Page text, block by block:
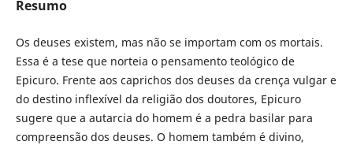
Resumo
Os deuses existem, mas não se importam com os mortais.
Essa é a tese que norteia o pensamento teológico de
Epicuro. Frente aos caprichos dos deuses da crença vulgar e
do destino inflexível da religião dos doutores, Epicuro
sugere que a autarcia do homem é a pedra basilar para
compreensão dos deuses. O homem também é divino,